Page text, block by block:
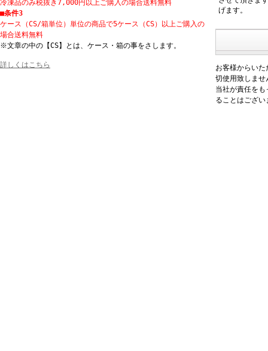
冷凍品のみ税抜き7,000円以上ご購入の場合送料無料
■条件3
ケース（CS/箱単位）単位の商品で5ケース（CS）以上ご購入の
場合送料無料
※文章の中の【CS】とは、ケース・箱の事をさします。
詳しくはこちら
げます。
お客様からい
切使用致しませ
当社が責任を
ることはござい